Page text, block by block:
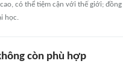
có thể tiệm cận với thế giới; đồng
học.
còn phù hợp